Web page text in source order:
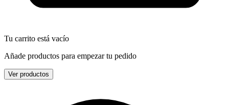
Tu carrito está vacío
Añade productos para empezar tu pedido
Ver productos